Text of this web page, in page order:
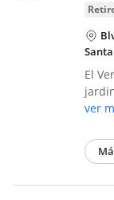
El
ver